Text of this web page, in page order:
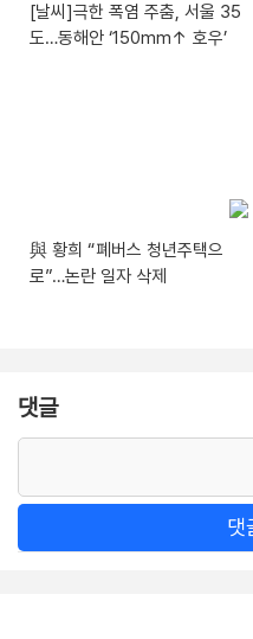
[날씨]극한 폭염 주춤, 서울 35
도…동해안 ‘150mm↑ 호우’
與 황희 “폐버스 청년주택으
로”…논란 일자 삭제
댓글
댓